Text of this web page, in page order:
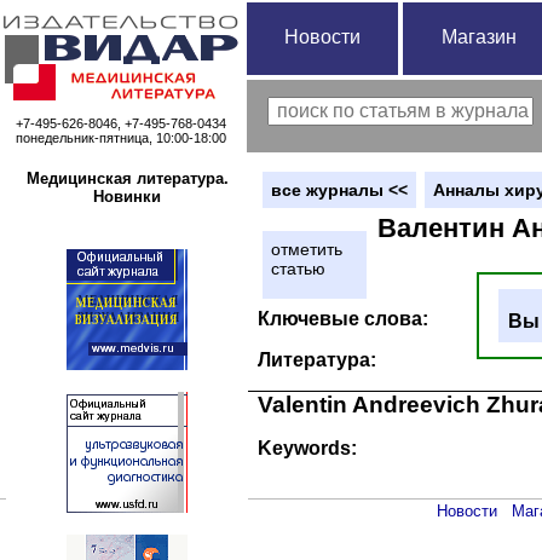
+7-495-626-8046, +7-495-768-0434
понедельник-пятница, 10:00-18:00
Новости Магазин
Медицинская литература.
Новинки
вce журналы << Анналы
отметить
статью
Валентин
Вы
Ключевые слова:
Литература:
Valentin Andreevich
Keywords:
Новости